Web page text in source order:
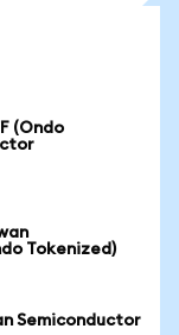
(Ondo
Tokenized)
Semiconductor